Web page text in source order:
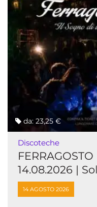
da: 23,25 €
Discoteche
14.08.2026 |
14 AGOSTO 2026